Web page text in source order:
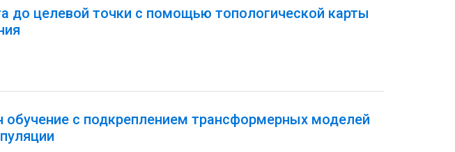
до целевой точки с помощью топологической карты
с подкреплением трансформерных моделей